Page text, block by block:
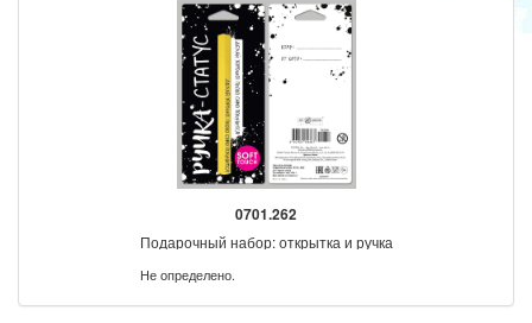
0701.262
Подарочный набор: открытка и ручка
Не определено.